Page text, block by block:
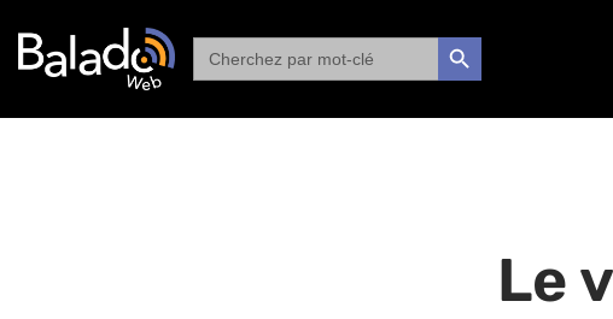
Search
for:
SEARCH BUTTON
Le